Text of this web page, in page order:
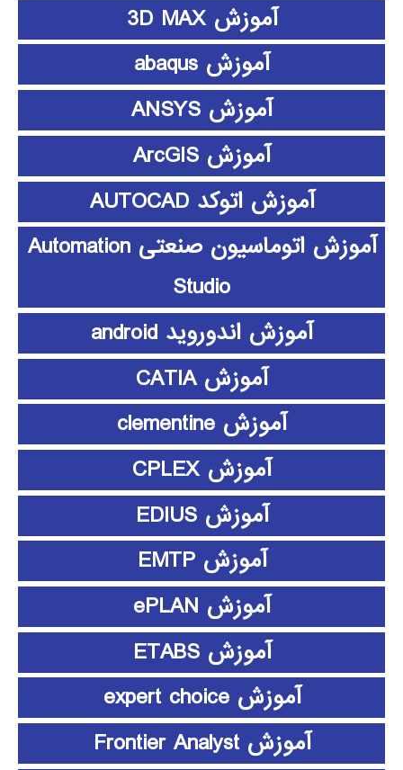
آموزش 3D MAX
آموزش abaqus
آموزش ANSYS
آموزش ArcGIS
آموزش اتوکد AUTOCAD
آموزش اتوماسیون صنعتی Automation
Studio
آموزش اندوروید android
آموزش CATIA
آموزش clementine
آموزش CPLEX
آموزش EDIUS
آموزش EMTP
آموزش ePLAN
آموزش ETABS
آموزش expert choice
آموزش Frontier Analyst